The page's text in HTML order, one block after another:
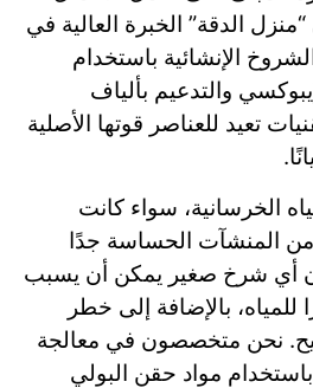
الدقة” الخبرة العالية في
الإنشائية باستخدام
والتدعيم بألياف
تعيد للعناصر قوتها الأصلية
الخرسانية، سواء كانت
من المنشآت الحساسة جدًا
أي شرخ صغير يمكن أن يسبب
للمياه، بالإضافة إلى خطر
نحن متخصصون في معالجة
مواد حقن البولي